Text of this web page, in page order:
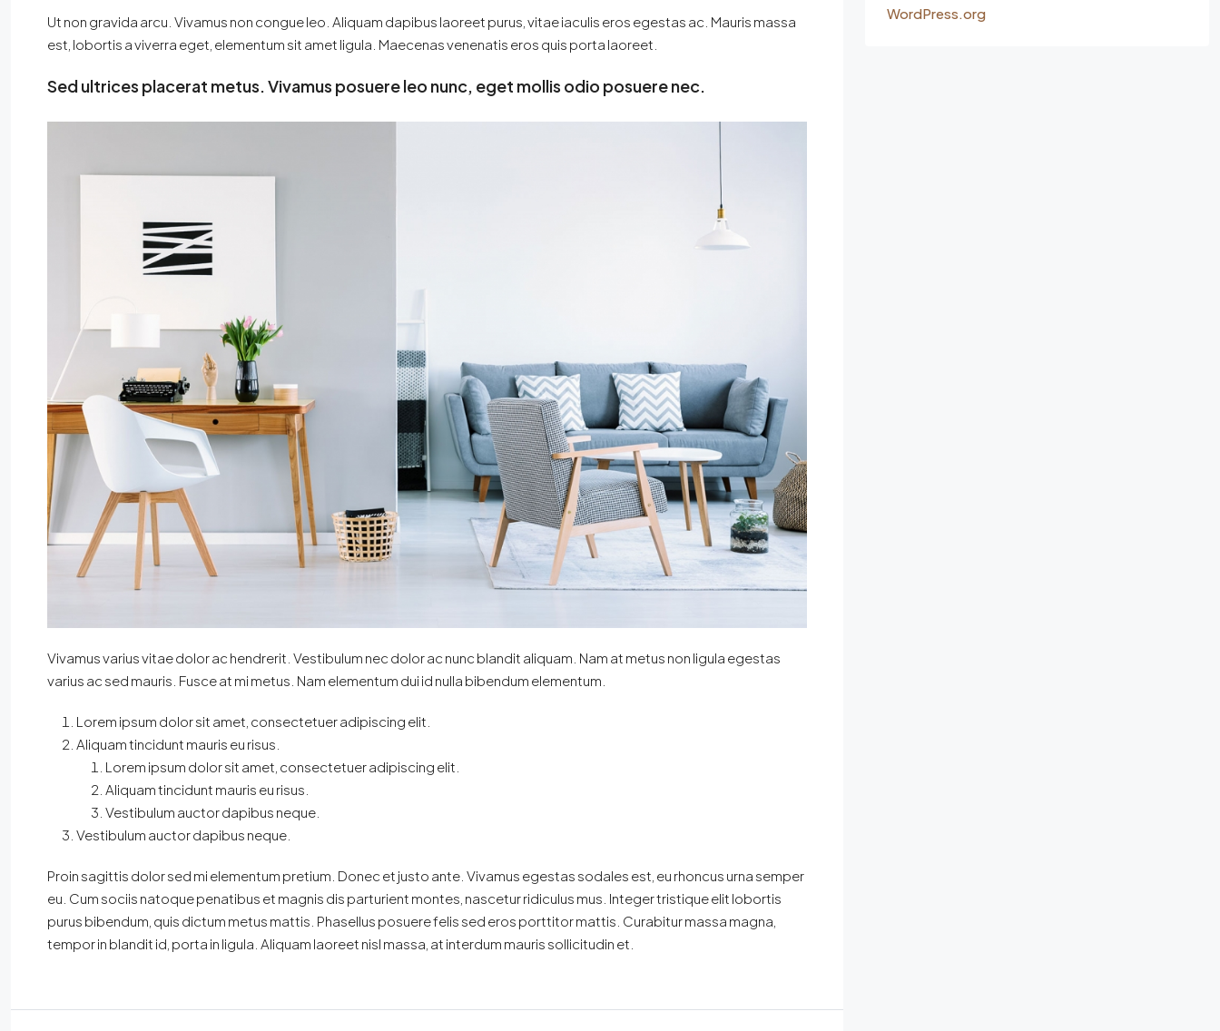
Ut non gravida arcu. Vivamus non congue leo. Aliquam dapibus laoreet purus, vitae iaculis eros egestas ac. Mauris massa
est, lobortis a viverra eget, elementum sit amet ligula. Maecenas venenatis eros quis porta laoreet.
Sed ultrices placerat metus. Vivamus posuere leo nunc, eget mollis odio posuere nec.
Vivamus varius vitae dolor ac hendrerit. Vestibulum nec dolor ac nunc blandit aliquam. Nam at metus non ligula egestas
varius ac sed mauris. Fusce at mi metus. Nam elementum dui id nulla bibendum elementum.
Lorem ipsum dolor sit amet, consectetuer adipiscing elit.
Aliquam tincidunt mauris eu risus.
Lorem ipsum dolor sit amet, consectetuer adipiscing elit.
Aliquam tincidunt mauris eu risus.
Vestibulum auctor dapibus neque.
Vestibulum auctor dapibus neque.
Proin sagittis dolor sed mi elementum pretium. Donec et justo ante. Vivamus egestas sodales est, eu rhoncus urna semper
eu. Cum sociis natoque penatibus et magnis dis parturient montes, nascetur ridiculus mus. Integer tristique elit lobortis
purus bibendum, quis dictum metus mattis. Phasellus posuere felis sed eros porttitor mattis. Curabitur massa magna,
tempor in blandit id, porta in ligula. Aliquam laoreet nisl massa, at interdum mauris sollicitudin et.
WordPress.org